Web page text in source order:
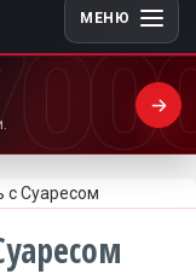
МЕНЮ
с Суаресом